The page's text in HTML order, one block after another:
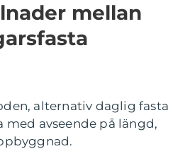
mellan
alternativ daglig fasta
med avseende på längd,